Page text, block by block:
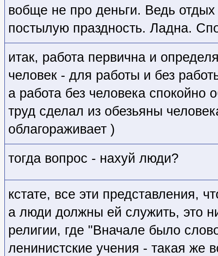
вобще не про деньги. Ведь
постылую праздность. Ладна.
итак, работа первична и
человек - для работы и без
а работа без человека спокойно
труд сделал из обезьяны
облагораживает )
тогда вопрос - нахуй люди?
кстате, все эти представления,
а люди должны ей служить, это
религии, где "Вначале было
ленинистские учения - такая же